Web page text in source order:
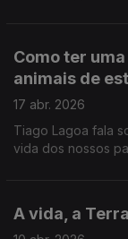
Como ter
animais de
17 abr. 2026
Tiago Lagoa fala
vida dos nossos
A vida, a